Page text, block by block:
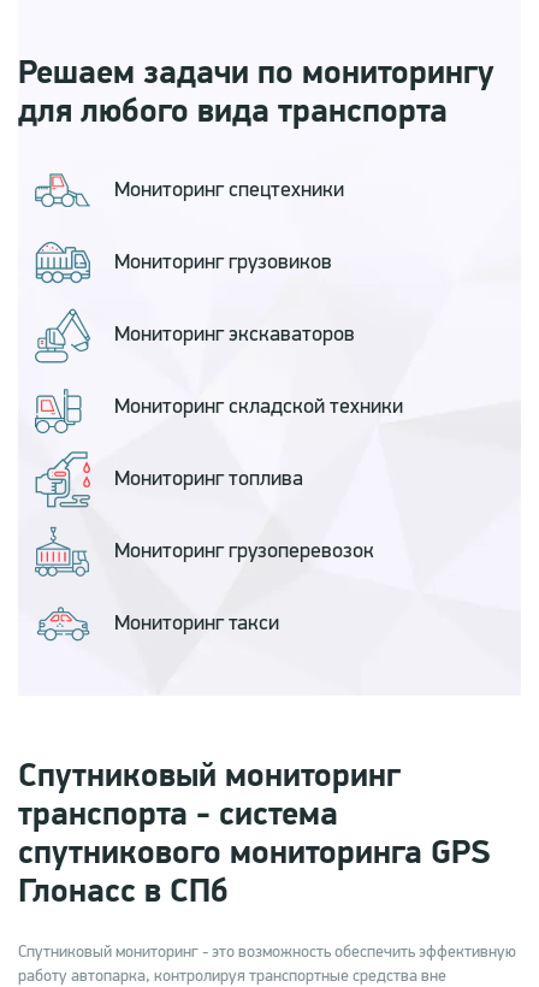
Решаем задачи по мониторингу
для любого вида транспорта
Мониторингспецтехники
Мониторинггрузовиков
Мониторингэкскаваторов
Мониторингскладской техники
Мониторингтоплива
Мониторинггрузоперевозок
Мониторингтакси
Спутниковый мониторинг
транспорта - система
спутникового мониторинга GPS
Глонасс в СПб
Спутниковый мониторинг - это возможность обеспечить эффективную
работу автопарка, контролируя транспортные средства вне